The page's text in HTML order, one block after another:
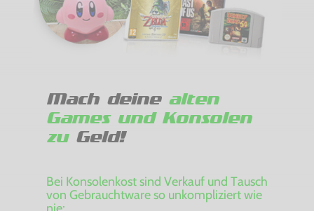
Mach deine alten
Games und Konsolen
zuGeld!
Bei Konsolenkost sind Verkauf und Tausch
von Gebrauchtware so unkompliziert wie
nie: